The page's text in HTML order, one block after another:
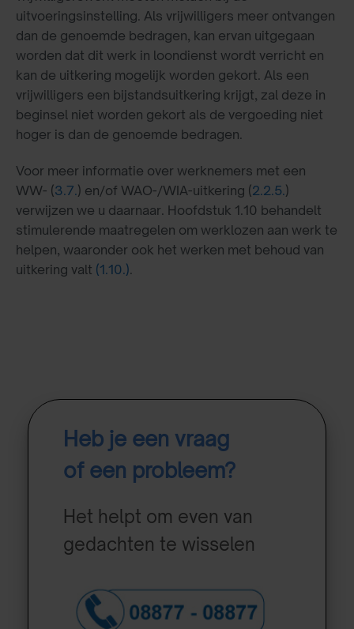
uitvoeringsinstelling. Als vrijwilligers meer ontvangen
dan de genoemde bedragen, kan ervan uitgegaan
worden dat dit werk in loondienst wordt verricht en
kan de uitkering mogelijk worden gekort. Als een
vrijwilligers een bijstandsuitkering krijgt, zal deze in
beginsel niet worden gekort als de vergoeding niet
hoger is dan de genoemde bedragen.
Voor meer informatie over werknemers met een
WW- (3.7.) en/of WAO-/WIA-uitkering (2.2.5.)
verwijzen we u daarnaar. Hoofdstuk 1.10 behandelt
stimulerende maatregelen om werklozen aan werk te
helpen, waaronder ook het werken met behoud van
uitkering valt (1.10.).
Heb je een vraag
of een probleem?
Het helpt om even van
gedachten te wisselen